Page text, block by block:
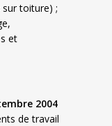
sur toiture) ;
et
2004
de travail